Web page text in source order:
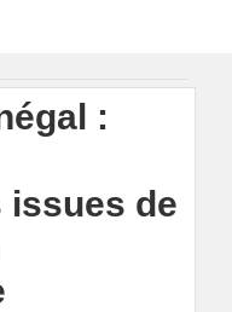
:
issues de